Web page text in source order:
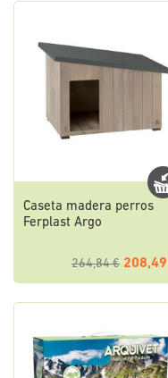
Caseta madera perros
Ferplast Argo
264,84 €